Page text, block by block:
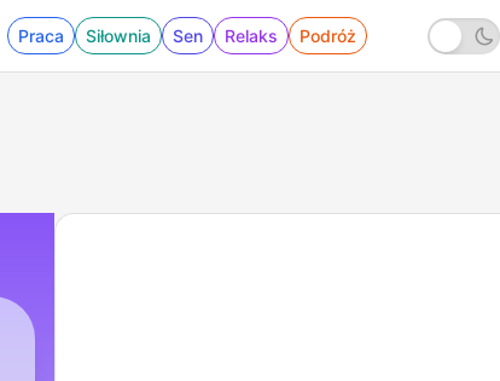
Praca Siłownia Sen Relaks Podróż